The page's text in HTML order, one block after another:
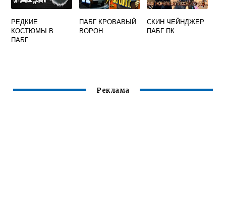
РЕДКИЕ
КОСТЮМЫ В
ПАБГ
ПАБГ КРОВАВЫЙ
ВОРОН
СКИН ЧЕЙНДЖЕР
ПАБГ ПК
Реклама